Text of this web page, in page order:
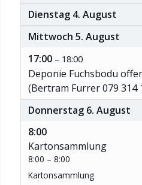
Dienstag 4. August
Mittwoch 5. August
17:00 – 18:00
Deponie Fuchsbodu
(Bertram Furrer 079 314
Donnerstag 6. August
8:00
Kartonsammlung
8:00 – 8:00
Kartonsammlung